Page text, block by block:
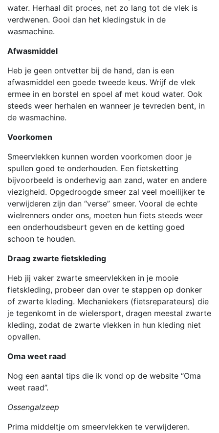
water. Herhaal dit proces, net zo lang tot de vlek is
verdwenen. Gooi dan het kledingstuk in de
wasmachine.
Afwasmiddel
Heb je geen ontvetter bij de hand, dan is een
afwasmiddel een goede tweede keus. Wrijf de vlek
ermee in en borstel en spoel af met koud water. Ook
steeds weer herhalen en wanneer je tevreden bent, in
de wasmachine.
Voorkomen
Smeervlekken kunnen worden voorkomen door je
spullen goed te onderhouden. Een fietsketting
bijvoorbeeld is onderhevig aan zand, water en andere
viezigheid. Opgedroogde smeer zal veel moeilijker te
verwijderen zijn dan “verse” smeer. Vooral de echte
wielrenners onder ons, moeten hun fiets steeds weer
een onderhoudsbeurt geven en de ketting goed
schoon te houden.
Draag zwarte fietskleding
Heb jij vaker zwarte smeervlekken in je mooie
fietskleding, probeer dan over te stappen op donker
of zwarte kleding. Mechaniekers (fietsreparateurs) die
je tegenkomt in de wielersport, dragen meestal zwarte
kleding, zodat de zwarte vlekken in hun kleding niet
opvallen.
Oma weet raad
Nog een aantal tips die ik vond op de website “Oma
weet raad”.
Ossengalzeep
Prima middeltje om smeervlekken te verwijderen.